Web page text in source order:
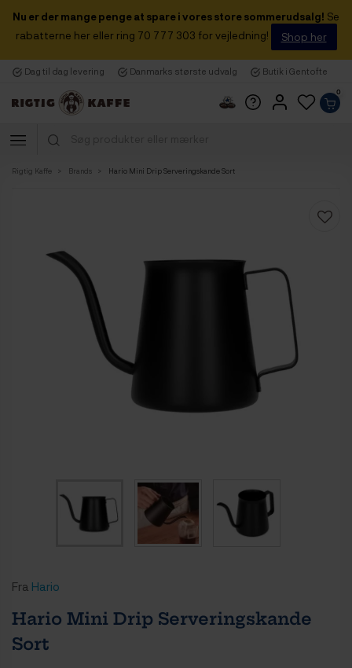
Nu er der mange penge at spare i vores store sommerudsalg! Se
rabatterne her eller ring 70 777 303 for vejledning!
Shop her
Dag til dag levering Danmarks største udvalg Butik i Gentofte
0
Rigtig Kaffe Brands Hario Mini Drip Serveringskande Sort
Fra Hario
Hario Mini Drip Serveringskande
Sort